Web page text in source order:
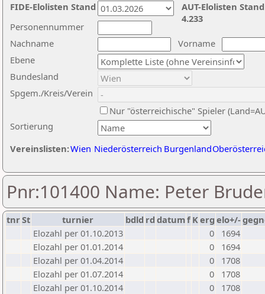
Nachname
Vorname
Ebene
Sortierung
Personennummer
Bundesland
Spgem./Kreis/Verein
Nur "österreichische" Spieler
Vereinslisten:Wien Niederösterreich Burgenland
AUT-Elolisten
4.233
FIDE-Elolisten Stand
Pnr:101400 Name: Peter
tnrSt turnier bdld rd datumf Kerg elo+/-
Elozahl per 01.10.2013
0
1694
Elozahl per 01.01.2014
0
1694
Elozahl per 01.04.2014
0
1708
Elozahl per 01.07.2014
0
1708
Elozahl per 01.10.2014
0
1708